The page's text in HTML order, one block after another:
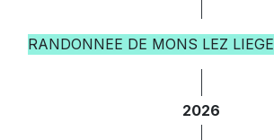
RANDONNEE DE MONS LEZ LIEGE
2026